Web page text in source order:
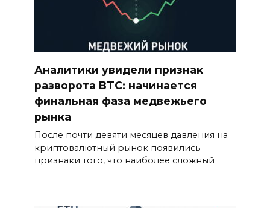
Аналитики увидели признак
разворота BTC: начинается
финальная фаза медвежьего
рынка
После почти девяти месяцев давления на
криптовалютный рынок появились
признаки того, что наиболее сложный